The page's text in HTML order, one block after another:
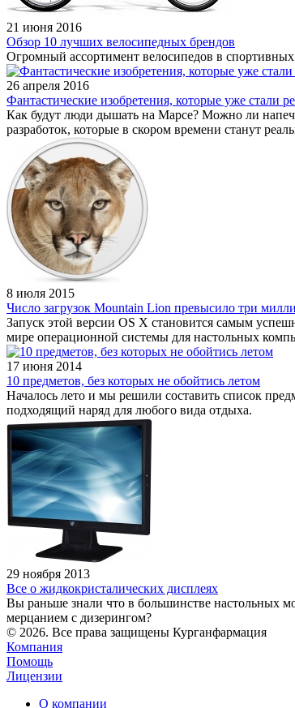
21 июня 2016
Обзор 10 лучших велосипедных брендов
Огромный ассортимент велосипедов в
26 апреля 2016
Фантастические изобретения, которые уже стали
Как будут люди дышать на Марсе? Можно ли
разработок, которые в скором времени станут
8 июля 2015
Число загрузок Mountain Lion превысило три
Запуск этой версии OS X становится самым
мире операционной системы для настольных
17 июня 2014
10 предметов, без которых не обойтись летом
Началось лето и мы решили составить список
подходящий наряд для любого вида отдыха.
29 ноября 2013
Все о жидкокристалических дисплеях
Вы раньше знали что в большинстве настольных
мерцанием с дизерингом?
© 2026. Все права защищены Курганфармация
Компания
Помощь
Лицензии
О компании